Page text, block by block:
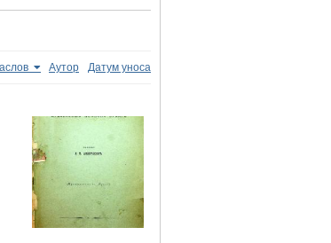
Аутор Датум уноса